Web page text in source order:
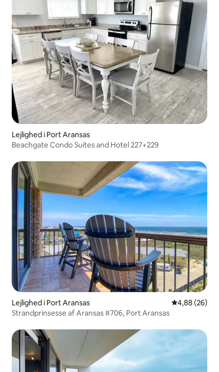
Lejlighed i Port Aransas
Beachgate Condo Suites and Hotel 227+229
Lejlighed i Port Aransas 4,88 ud af 5 i
4,88 (26)
Strandprinsesse af Aransas #706, Port Aransas